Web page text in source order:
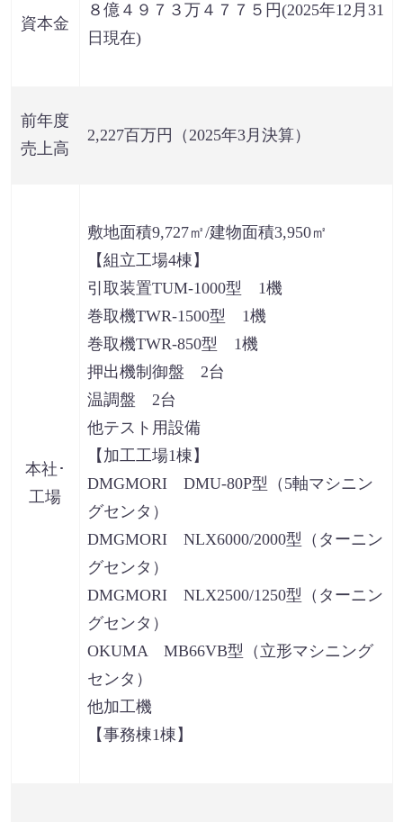
資本金
８億４９７３万４７７５円(2025年12月31
日現在)
前年度
売上高
2,227百万円（2025年3月決算）
本社･
工場
敷地面積9,727㎡/建物面積3,950㎡
【組立工場4棟】
引取装置TUM-1000型 1機
巻取機TWR-1500型 1機
巻取機TWR-850型 1機
押出機制御盤 2台
温調盤 2台
他テスト用設備
【加工工場1棟】
DMGMORI DMU-80P型（5軸マシニン
グセンタ）
DMGMORI NLX6000/2000型（ターニン
グセンタ）
DMGMORI NLX2500/1250型（ターニン
グセンタ）
OKUMA MB66VB型（立形マシニング
センタ）
他加工機
【事務棟1棟】